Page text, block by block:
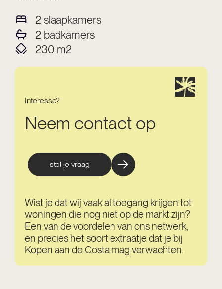
2 slaapkamers
2 badkamers
230 m2
Interesse?
Neem contact op
stel je vraag
Wist je dat wij vaak al toegang krijgen tot
woningen die nog niet op de markt zijn?
Een van de voordelen van ons netwerk,
en precies het soort extraatje dat je bij
Kopen aan de Costa mag verwachten.